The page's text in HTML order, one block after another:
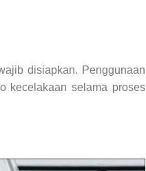
disiapkan. Penggunaan
kecelakaan selama proses